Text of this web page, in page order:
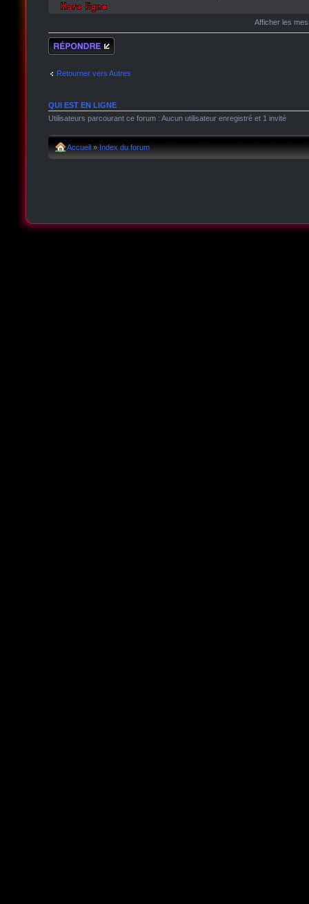
Afficher les
Répondre
Retourner vers Autres
QUI EST EN LIGNE
Utilisateurs parcourant ce forum : Aucun utilisateur enregistré et 1 invité
Accueil » Index du forum